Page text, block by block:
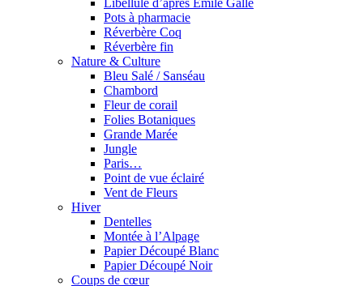
Pots à pharmacie
Réverbère Coq
Réverbère fin
Nature & Culture
Bleu Salé / Sanséau
Chambord
Fleur de corail
Folies Botaniques
Grande Marée
Jungle
Paris…
Point de vue éclairé
Vent de Fleurs
Hiver
Dentelles
Montée à l’Alpage
Papier Découpé Blanc
Papier Découpé Noir
Coups de cœur